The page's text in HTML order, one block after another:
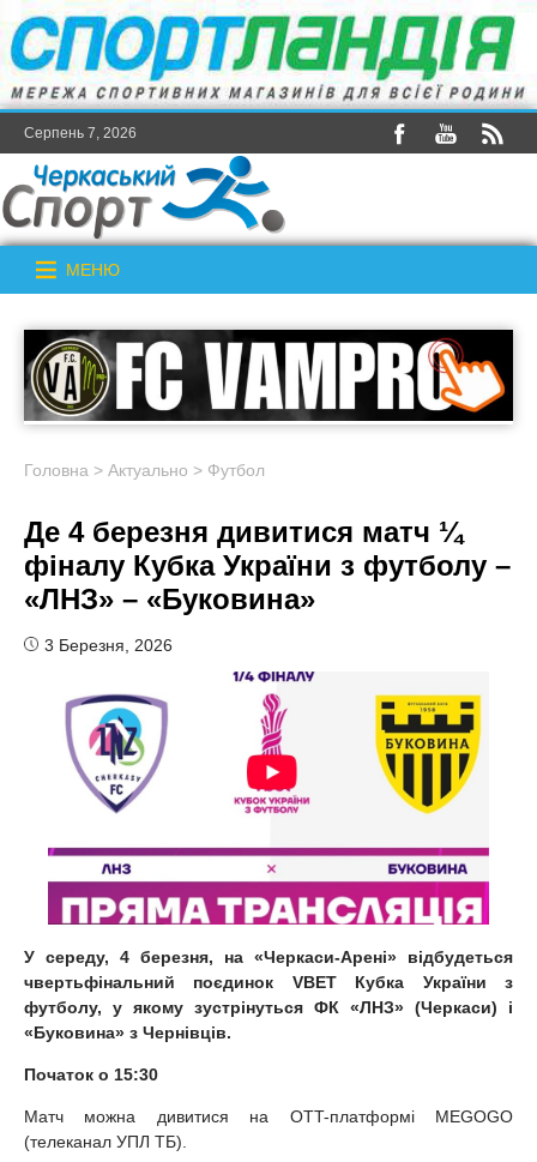
Серпень 7, 2026
МЕНЮ
Головна > Актуально > Футбол
Де 4 березня дивитися матч ¼
фіналу Кубка України з футболу –
«ЛНЗ» – «Буковина»
3 Березня, 2026
У середу, 4 березня, на «Черкаси-Арені» відбудеться
чвертьфінальний поєдинок VBET Кубка України з
футболу, у якому зустрінуться ФК «ЛНЗ» (Черкаси) і
«Буковина» з Чернівців.
Початок о 15:30
Матч можна дивитися на OTT-платформі MEGOGO
(телеканал УПЛ ТБ).